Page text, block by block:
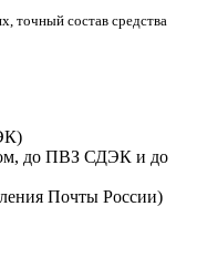
точный состав средства
до ПВЗ СДЭК и до
Почты России)